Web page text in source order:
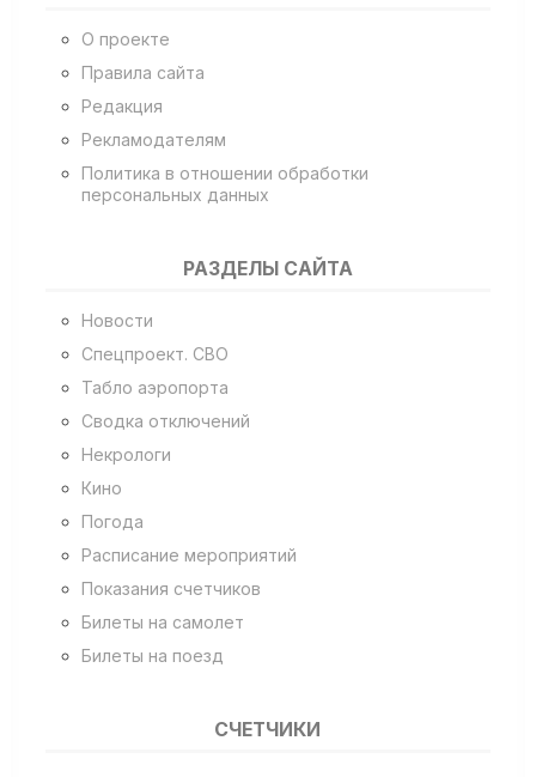
О проекте
Правила сайта
Редакция
Рекламодателям
Политика в отношении обработки
персональных данных
РАЗДЕЛЫ САЙТА
Новости
Спецпроект. СВО
Табло аэропорта
Сводка отключений
Некрологи
Кино
Погода
Расписание мероприятий
Показания счетчиков
Билеты на самолет
Билеты на поезд
СЧЕТЧИКИ